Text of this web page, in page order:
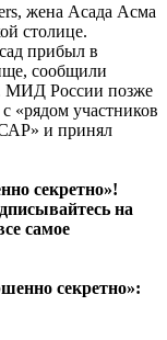
жена Асада Асма
столице.
прибыл в
сообщили
МИД России позже
«рядом участников
и принял
секретно»!
на
самое
секретно»: